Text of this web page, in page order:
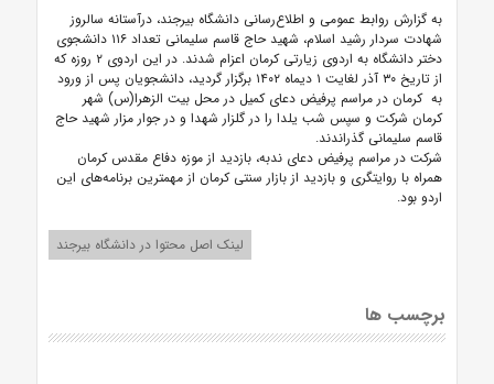
به گزارش روابط عمومی و اطلاع‌رسانی دانشگاه بیرجند، درآستانه سالروز
شهادت سردار رشید اسلام، شهید حاج قاسم سلیمانی تعداد ۱۱۶ دانشجوی
دختر دانشگاه به اردوی زیارتی کرمان اعزام شدند. در این اردوی ۲ روزه که
از تاریخ ۳۰ آذر لغایت ۱ دیماه ۱۴۰۲ برگزار گردید، دانشجویان پس از ورود
به کرمان در مراسم پرفیض دعای کمیل در محل بیت الزهرا(س) شهر
کرمان شرکت و سپس شب یلدا را در گلزار شهدا و در جوار مزار شهید حاج
قاسم سلیمانی گذراندند.
شرکت در مراسم پرفیض دعای ندبه، بازدید از موزه دفاع مقدس کرمان
همراه با روایتگری و بازدید از بازار سنتی کرمان از مهمترین برنامه‌های این
اردو بود.
لینک اصل محتوا در دانشگاه بیرجند
برچسب ها